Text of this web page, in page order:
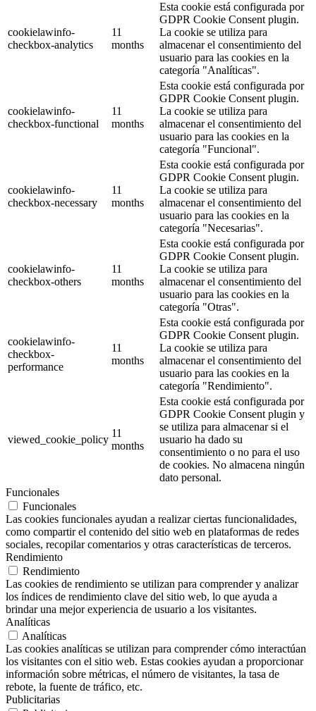
cookielawinfo-
checkbox-analytics
11
months
Esta cookie está configurada por
GDPR Cookie Consent plugin.
La cookie se utiliza para
almacenar el consentimiento del
usuario para las cookies en la
categoría "Analíticas".
cookielawinfo-
checkbox-functional
11
months
Esta cookie está configurada por
GDPR Cookie Consent plugin.
La cookie se utiliza para
almacenar el consentimiento del
usuario para las cookies en la
categoría "Funcional".
cookielawinfo-
checkbox-necessary
11
months
Esta cookie está configurada por
GDPR Cookie Consent plugin.
La cookie se utiliza para
almacenar el consentimiento del
usuario para las cookies en la
categoría "Necesarias".
cookielawinfo-
checkbox-others
11
months
Esta cookie está configurada por
GDPR Cookie Consent plugin.
La cookie se utiliza para
almacenar el consentimiento del
usuario para las cookies en la
categoría "Otras".
cookielawinfo-
checkbox-
performance
11
months
Esta cookie está configurada por
GDPR Cookie Consent plugin.
La cookie se utiliza para
almacenar el consentimiento del
usuario para las cookies en la
categoría "Rendimiento".
viewed_cookie_policy
11
months
Esta cookie está configurada por
GDPR Cookie Consent plugin y
se utiliza para almacenar si el
usuario ha dado su
consentimiento o no para el uso
de cookies. No almacena ningún
dato personal.
Funcionales
Funcionales
Las cookies funcionales ayudan a realizar ciertas funcionalidades,
como compartir el contenido del sitio web en plataformas de redes
sociales, recopilar comentarios y otras características de terceros.
Rendimiento
Rendimiento
Las cookies de rendimiento se utilizan para comprender y analizar
los índices de rendimiento clave del sitio web, lo que ayuda a
brindar una mejor experiencia de usuario a los visitantes.
Analíticas
Analíticas
Las cookies analíticas se utilizan para comprender cómo interactúan
los visitantes con el sitio web. Estas cookies ayudan a proporcionar
información sobre métricas, el número de visitantes, la tasa de
rebote, la fuente de tráfico, etc.
Publicitarias